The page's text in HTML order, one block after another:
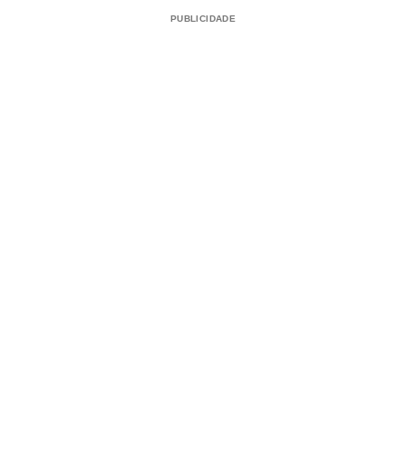
PUBLICIDADE